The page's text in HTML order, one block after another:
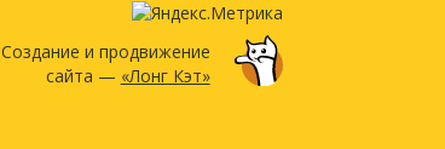
Создание и продвижение
сайта — «Лонг Кэт»